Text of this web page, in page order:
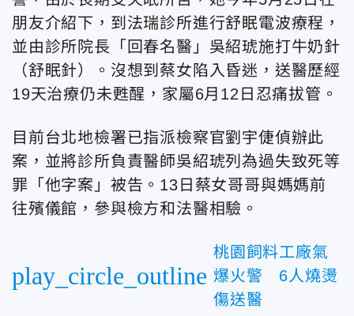
朋友介紹下，到法瑞診所進行舒眠電波療程，
並由診所院長「回春名醫」吳紹琥施打牛奶針
（舒眠針）。沒想到蔡女陷入昏迷，送醫歷經
19天治療仍未甦醒，家屬6月12日忍痛拔管。
目前台北地檢署已指派檢察官劉宇倢偵辦此
案，並將診所負責醫師吳紹琥列為過失致死等
罪「他字案」被告。13日蔡女哥哥與媽媽前
往殯儀館，參與檢方和法醫相驗。
play_circle_outline
桃園飼料工廠氣
爆火警 6人燒燙
傷送醫